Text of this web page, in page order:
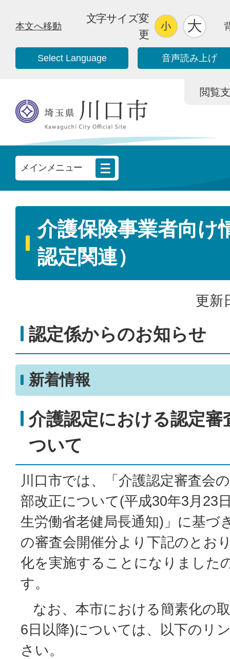
本文へ移動
文字サイズ変
更
Select Language 音声読み上げ
閲覧
メインメニュー
介護保険事業者向け
認定関連）
更新
認定係からのお知らせ
新着情報
介護認定における認定審
ついて
川口市では、「介護認定審査会
部改正について(平成30年3月23
生労働省老健局長通知)」に基づ
の審査会開催分より下記のとお
化を実施することになりました
す。
なお、本市における簡素化の
6日以降)については、以下のリ
さい。